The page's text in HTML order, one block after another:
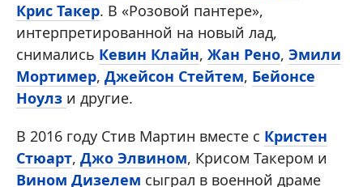
Крис Такер. В «Розовой пантере»,
интерпретированной на новый лад,
снимались Кевин Клайн, Жан Рено, Эмили
Мортимер, Джейсон Стейтем, Бейонсе
Ноулз и другие.
В 2016 году Стив Мартин вместе с Кристен
Стюарт, Джо Элвином, Крисом Такером и
Вином Дизелем сыграл в военной драме